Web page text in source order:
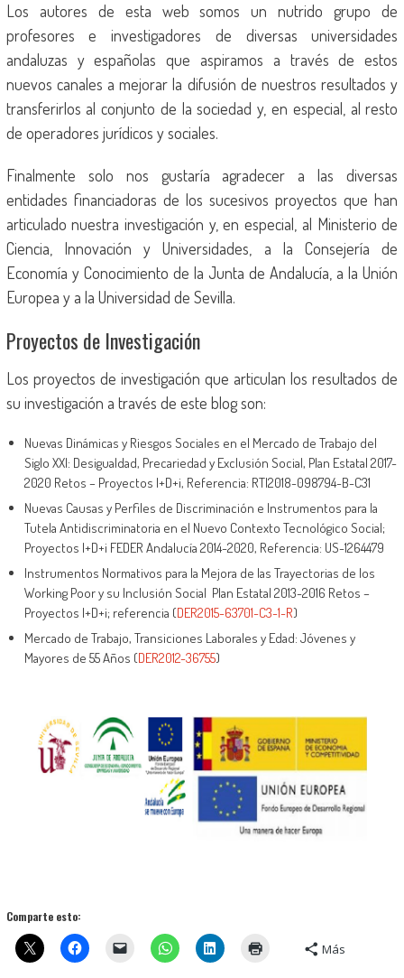
Los autores de esta web somos un nutrido grupo de
profesores e investigadores de diversas universidades
andaluzas y españolas que aspiramos a través de estos
nuevos canales a mejorar la difusión de nuestros resultados y
transferirlos al conjunto de la sociedad y, en especial, al resto
de operadores jurídicos y sociales.
Finalmente solo nos gustaría agradecer a las diversas
entidades financiadoras de los sucesivos proyectos que han
articulado nuestra investigación y, en especial, al Ministerio de
Ciencia, Innovación y Universidades, a la Consejería de
Economía y Conocimiento de la Junta de Andalucía, a la Unión
Europea y a la Universidad de Sevilla.
Proyectos de Investigación
Los proyectos de investigación que articulan los resultados de
su investigación a través de este blog son:
Nuevas Dinámicas y Riesgos Sociales en el Mercado de Trabajo del
Siglo XXI: Desigualdad, Precariedad y Exclusión Social, Plan Estatal 2017-
2020 Retos – Proyectos I+D+i, Referencia: RTI2018-098794-B-C31
Nuevas Causas y Perfiles de Discriminación e Instrumentos para la
Tutela Antidiscriminatoria en el Nuevo Contexto Tecnológico Social;
Proyectos I+D+i FEDER Andalucía 2014-2020, Referencia: US-1264479
Instrumentos Normativos para la Mejora de las Trayectorias de los
Working Poor y su Inclusión Social Plan Estatal 2013-2016 Retos –
Proyectos I+D+i; referencia (DER2015-63701-C3-1-R)
Mercado de Trabajo, Transiciones Laborales y Edad: Jóvenes y
Mayores de 55 Años (DER2012-36755)
Comparte esto:
Más